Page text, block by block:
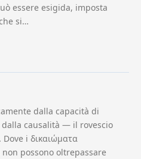
essere esigida, imposta
si…
dalla capacità di
causalità — il rovescio
i δικαιώματα
possono oltrepassare